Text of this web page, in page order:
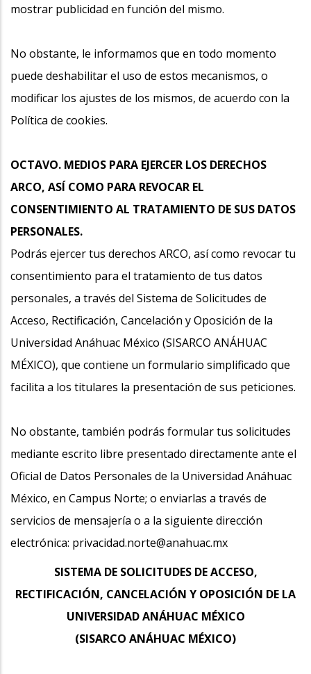
mostrar publicidad en función del mismo.
No obstante, le informamos que en todo momento
puede deshabilitar el uso de estos mecanismos, o
modificar los ajustes de los mismos, de acuerdo con la
Política de cookies.
OCTAVO. MEDIOS PARA EJERCER LOS DERECHOS
ARCO, ASÍ COMO PARA REVOCAR EL
CONSENTIMIENTO AL TRATAMIENTO DE SUS DATOS
PERSONALES.
Podrás ejercer tus derechos ARCO, así como revocar tu
consentimiento para el tratamiento de tus datos
personales, a través del Sistema de Solicitudes de
Acceso, Rectificación, Cancelación y Oposición de la
Universidad Anáhuac México (SISARCO ANÁHUAC
MÉXICO), que contiene un formulario simplificado que
facilita a los titulares la presentación de sus peticiones.
No obstante, también podrás formular tus solicitudes
mediante escrito libre presentado directamente ante el
Oficial de Datos Personales de la Universidad Anáhuac
México, en Campus Norte; o enviarlas a través de
servicios de mensajería o a la siguiente dirección
electrónica: privacidad.norte@anahuac.mx
SISTEMA DE SOLICITUDES DE ACCESO,
RECTIFICACIÓN, CANCELACIÓN Y OPOSICIÓN DE LA
UNIVERSIDAD ANÁHUAC MÉXICO
(SISARCO ANÁHUAC MÉXICO)